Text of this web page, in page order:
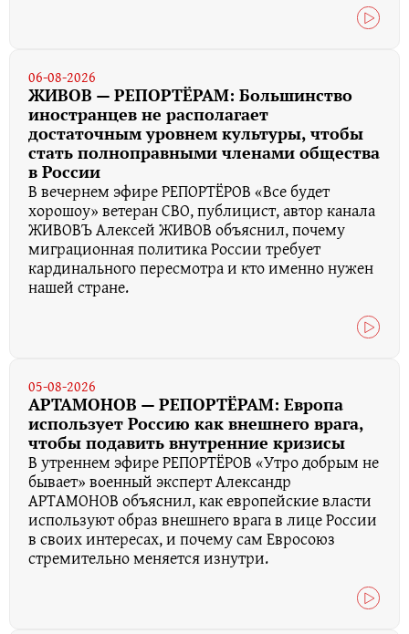
06-08-2026
ЖИВОВ — РЕПОРТЁРАМ: Большинство
иностранцев не располагает
достаточным уровнем культуры, чтобы
стать полноправными членами общества
в России
В вечернем эфире РЕПОРТЁРОВ «Все будет
хорошоу» ветеран СВО, публицист, автор канала
ЖИВОВЪ Алексей ЖИВОВ объяснил, почему
миграционная политика России требует
кардинального пересмотра и кто именно нужен
нашей стране.
05-08-2026
АРТАМОНОВ — РЕПОРТЁРАМ: Европа
использует Россию как внешнего врага,
чтобы подавить внутренние кризисы
В утреннем эфире РЕПОРТЁРОВ «Утро добрым не
бывает» военный эксперт Александр
АРТАМОНОВ объяснил, как европейские власти
используют образ внешнего врага в лице России
в своих интересах, и почему сам Евросоюз
стремительно меняется изнутри.